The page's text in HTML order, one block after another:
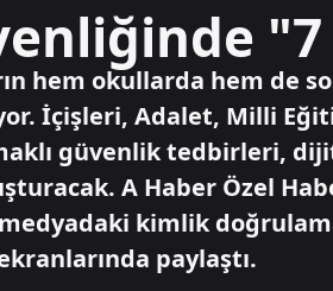
hem okullarda hem de
İçişleri, Adalet, Milli
güvenlik tedbirleri,
A Haber Özel
kimlik
paylaştı.